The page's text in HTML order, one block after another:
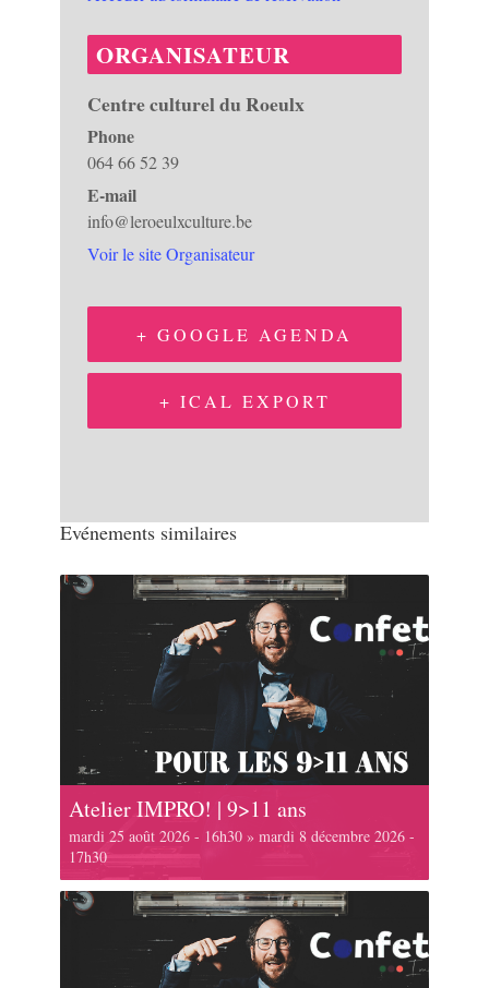
ORGANISATEUR
Centre culturel du Roeulx
Phone
064 66 52 39
E-mail
info@leroeulxculture.be
Voir le site Organisateur
+ GOOGLE AGENDA
+ ICAL EXPORT
Evénements similaires
Atelier IMPRO! | 9>11 ans
mardi 25 août 2026 - 16h30 » mardi 8 décembre 2026 -
17h30